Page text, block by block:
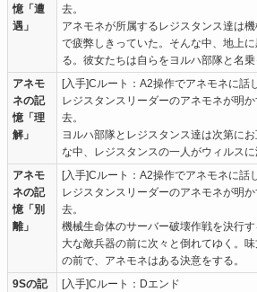
憶「遭
遇」
去。
アネモネが所属するレジスタンス達は
で疲弊しきっていた。そんな中、地上
る。彼女たちは自らをヨルハ部隊と名乗
アネモ
ネの記
憶「理
解」
[入手]Cルート：A2操作でアネモネに話
レジスタンスリーダーのアネモネが明
去。
ヨルハ部隊とレジスタンス達は次第に
な中、レジスタンスの一人がウィルス
アネモ
ネの記
憶「別
離」
[入手]Cルート：A2操作でアネモネに話
レジスタンスリーダーのアネモネが明
去。
機械生命体のサーバー破壊作戦を決行
大な敵兵器の前に次々と倒れてゆく。
の前で、アネモネはある決意をする。
9Sの記
[入手]Cルート：Dエンド